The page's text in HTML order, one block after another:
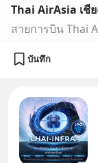
บันทึก